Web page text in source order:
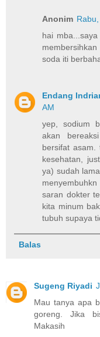
Anonim
hai
soda iti
Endang
AM
yep, sodium
akan
bersifat asam.
kesehatan,
ya) sudah
saran dokter
kita minum
tubuh supaya
Balas
Sugeng Riyadi
Mau tanya apa
goreng. Jika
Makasih